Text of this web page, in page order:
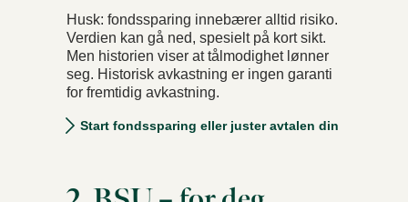
Husk: fondssparing innebærer alltid risiko.
Verdien kan gå ned, spesielt på kort sikt.
Men historien viser at tålmodighet lønner
seg. Historisk avkastning er ingen garanti
for fremtidig avkastning.
Start fondssparing eller juster avtalen din